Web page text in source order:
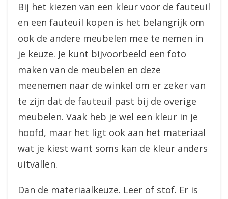
Bij het kiezen van een kleur voor de fauteuil
en een fauteuil kopen is het belangrijk om
ook de andere meubelen mee te nemen in
je keuze. Je kunt bijvoorbeeld een foto
maken van de meubelen en deze
meenemen naar de winkel om er zeker van
te zijn dat de fauteuil past bij de overige
meubelen. Vaak heb je wel een kleur in je
hoofd, maar het ligt ook aan het materiaal
wat je kiest want soms kan de kleur anders
uitvallen.
Dan de materiaalkeuze. Leer of stof. Er is